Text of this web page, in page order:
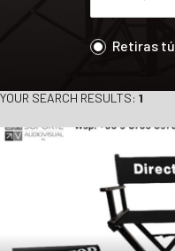
Retiras tú
YOUR SEARCH RESULTS: 1